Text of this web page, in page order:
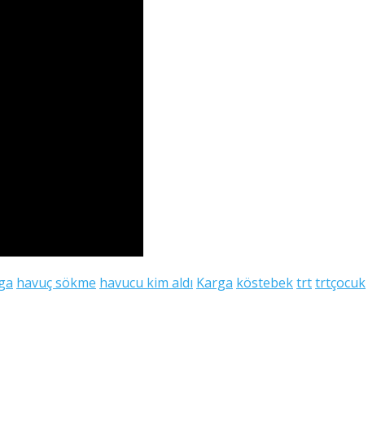
havuç sökme havucu kim aldı Karga köstebektrttrtçocuk